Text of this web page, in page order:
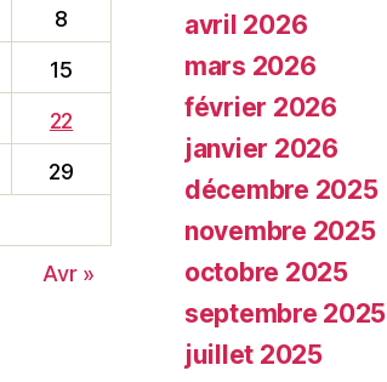
8
15
22
29
Avr »
avril 2026
mars 2026
février 2026
janvier 2026
décembre 2025
novembre 2025
octobre 2025
septembre 2025
juillet 2025